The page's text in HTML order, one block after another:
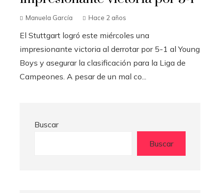
Manuela García Hace 2 años
El Stuttgart logró este miércoles una
impresionante victoria al derrotar por 5-1 al Young
Boys y asegurar la clasificación para la Liga de
Campeones. A pesar de un mal co...
Buscar
Buscar